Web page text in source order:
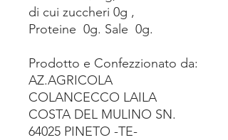
di cui zuccheri 0g ,
Proteine 0g. Sale 0g.
Prodotto e Confezzionato da:
AZ.AGRICOLA
COLANCECCO LAILA
COSTA DEL MULINO SN.
64025 PINETO -TE-